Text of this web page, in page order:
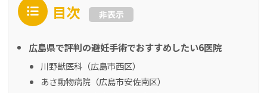
目次 非表示
広島県で評判の避妊手術でおすすめしたい6医院
川野獣医科（広島市西区）
あさ動物病院（広島市安佐南区）